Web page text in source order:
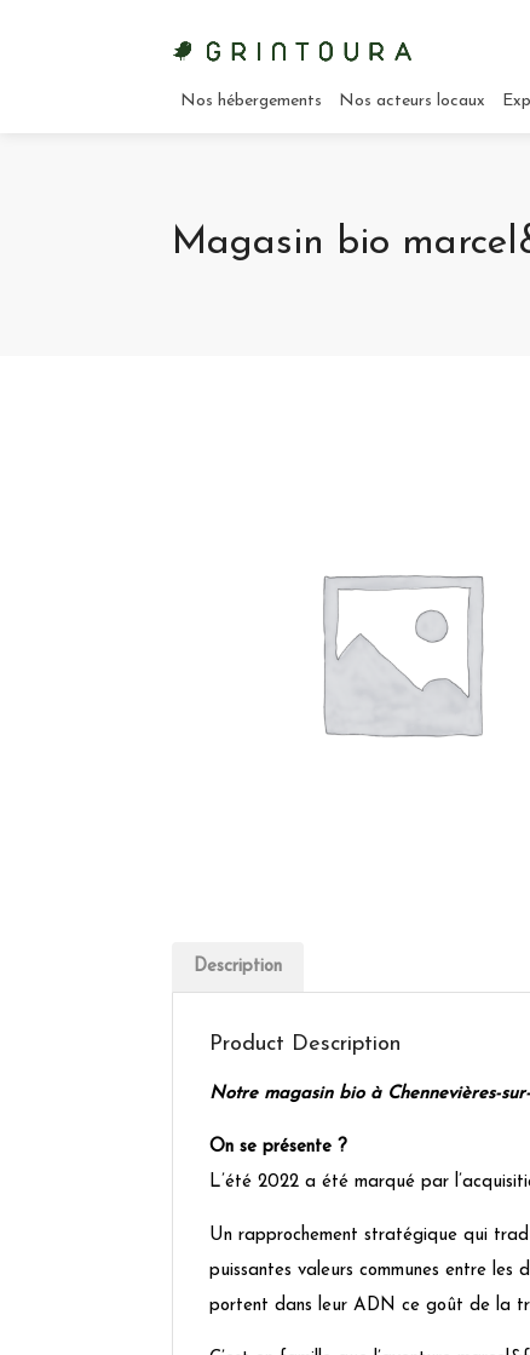
Nos hébergements Nos acteurs locaux
Magasin bio
Description
Product Description
Notre magasin bio à Chennevières-
On se présente ?
L’été 2022 a été marqué par
Un rapprochement stratégique qui
puissantes valeurs communes entre
portent dans leur ADN ce goût de la